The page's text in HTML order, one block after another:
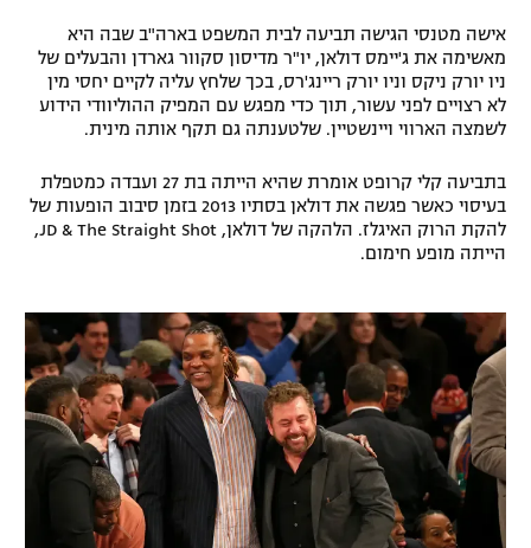
תקנון עבור פעילות אלקטרה
תקנון עבור פעילות ספורט 1 – "מרלן"
גיימינג E-Sports
תנאי שימוש
מדיניות פרטיות
תקנון פעילות ספורט 1
רשיון להקרנה פומבית לבית עסק
הצטרפות לחבילת הערוצים
לוח דרושים – ג'ובנט
פוטבול אמריקאי NFL
בייסבול MLB
אומנויות לחימה
גיימינג E-Sports
אישה מטנסי הגישה תביעה לבית המשפט בארה"ב שבה היא
מאשימה את ג'יימס דולאן, יו"ר מדיסון סקוור גארדן והבעלים של
ניו יורק ניקס וניו יורק ריינג'רס, בכך שלחץ עליה לקיים יחסי מין
לא רצויים לפני עשור, תוך כדי מפגש עם המפיק ההוליוודי הידוע
לשמצה הארווי ויינשטיין. שלטענתה גם תקף אותה מינית.
בתביעה קלי קרופט אומרת שהיא הייתה בת 27 ועבדה כמטפלת
בעיסוי כאשר פגשה את דולאן בסתיו 2013 בזמן סיבוב הופעות של
להקת הרוק האיגלז. הלהקה של דולאן, JD & The Straight Shot,
הייתה מופע חימום.